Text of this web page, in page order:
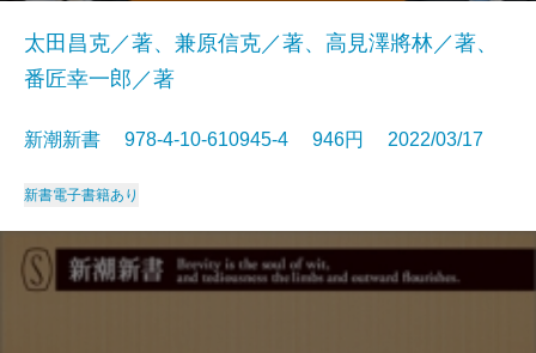
太田昌克／著、兼原信克／著、高見澤將林／著、
番匠幸一郎／著
新潮新書 978-4-10-610945-4 946円 2022/03/17
新書電子書籍あり